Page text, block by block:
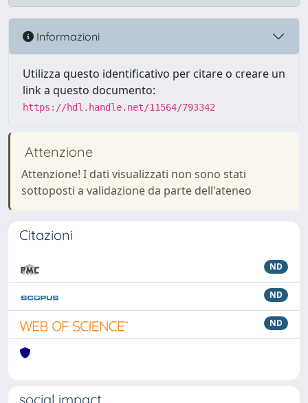
Informazioni
Utilizza questo identificativo per citare o creare un
link a questo documento:
https://hdl.handle.net/11564/793342
Attenzione
Attenzione! I dati visualizzati non sono stati
sottoposti a validazione da parte dell'ateneo
Citazioni
ND
ND
ND
social impact